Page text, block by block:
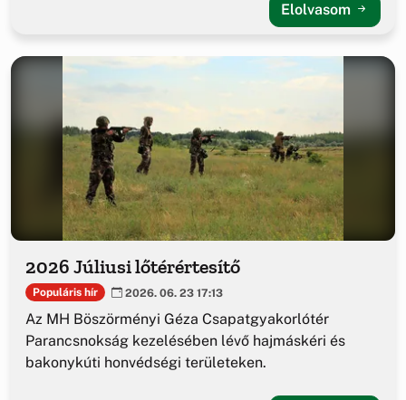
Elolvasom
2026 Júliusi lőtérértesítő
Populáris hír 2026. 06. 23 17:13
Az MH Böszörményi Géza Csapatgyakorlótér
Parancsnokság kezelésében lévő hajmáskéri és
bakonykúti honvédségi területeken.